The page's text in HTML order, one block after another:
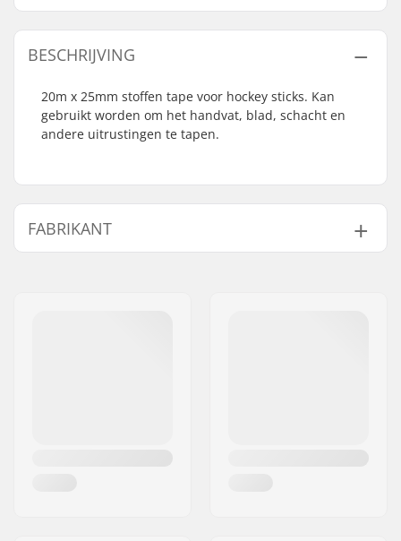
BESCHRIJVING
20m x 25mm stoffen tape voor hockey sticks. Kan
gebruikt worden om het handvat, blad, schacht en
andere uitrustingen te tapen.
FABRIKANT